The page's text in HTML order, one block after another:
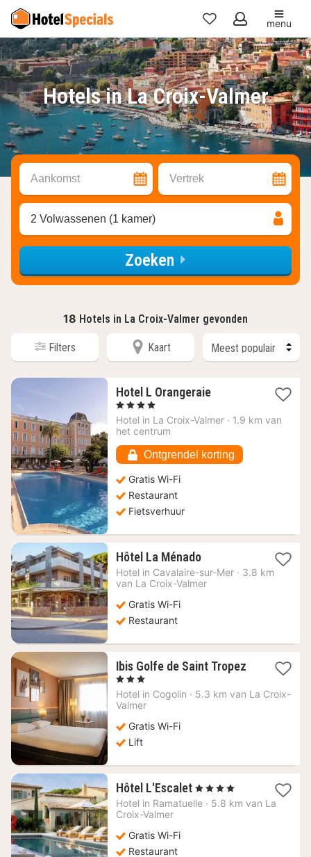
Mijn
favorieten
menu
Hotels in La Croix-Valmer
Aankomst Vertrek
2 Volwassenen (1 kamer)
Zoeken
18 Hotels in La Croix-Valmer gevonden
Filters Kaart
Hotel L Orangeraie1
vanaf
, 4 Sterren
Hotel in La Croix-Valmer · 1.9 km van
het centrum
Ontgrendel korting
Gratis Wi-Fi
Restaurant
Fietsverhuur
Hôtel La Ménado1
nacht
vanaf
Hotel in Cavalaire-sur-Mer · 3.8 km
van La Croix-Valmer
Gratis Wi-Fi
Restaurant
Ibis Golfe de Saint Tropez1
vanaf
, 3 Sterren
Hotel in Cogolin · 5.3 km van La Croix-
Valmer
Gratis Wi-Fi
Lift
Hôtel L'Escalet 1
nacht
, 4 Sterren
Hotel in Ramatuelle · 5.8 km van La
Croix-Valmer
Gratis Wi-Fi
Restaurant